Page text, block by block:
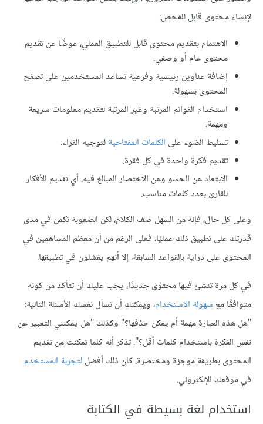
لإنشاء محتوى قابل للفحص:
الاهتمام بتقديم محتوى قابل للتطبيق العملي، عوضًا عن تقديم
محتوى عام أو وصفي.
إضافة عناوين رئيسية وفرعية تساعد المستخدمين على تصفح
المحتوى بسهولة.
استخدام القوائم المرتبة وغير المرتبة لتقديم معلومات سريعة
ومهمة.
تسليط الضوء على الكلمات المفتاحيةلتوجيه القراء.
تقديم فكرة واحدة في كل فقرة.
الابتعاد عن الحشو وعن الاختصار المبالغ فيه، أي تقديم الأفكار
للقارئ بعدد كلمات مناسب.
وعلى كل حال، فإنه من السهل صف الكلام، لكن الصعوبة تكمن في مدى
قدرتك على تطبيق ذلك عمليًا، فعلى الرغم من أن معظم المساهمين في
المحتوى على دراية بالقواعد السابقة، إلا أنهم يفشلون في تطبيقها.
في كل مرة تنشئ فيها محتوًى جديدًا، يجب عليك أن تتأكد من كونه
متوافقًا مع سهولة الاستخدام، ويمكنك أن تسأل نفسك الأسئلة التالية:
"هل هذه العبارة مهمة أم يمكن حذفها؟" وكذلك "هل يمكنني التعبير عن
نفس الفكرة باستخدام كلمات أقل؟". تذكر أنه كلما تمكنت من تقديم
المحتوى بطريقة موجزة ومختصرة، كان ذلك أفضللتجربة المستخدم
في موقعك الإلكتروني.
استخدام لغة بسيطة في الكتابة